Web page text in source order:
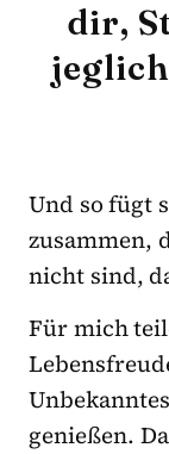
dir,
Und so fügt
zusammen,
nicht sind,
Für mich
genießen.